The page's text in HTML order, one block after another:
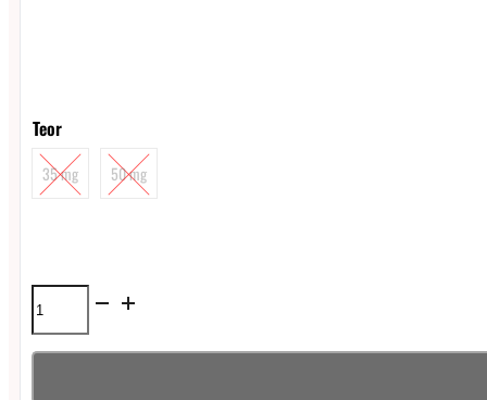
Teor
35 mg 50 mg
Líquido
Nasty